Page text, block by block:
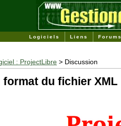
Logiciels Liens Forums
: ProjectLibre > Discussion
du fichier XML